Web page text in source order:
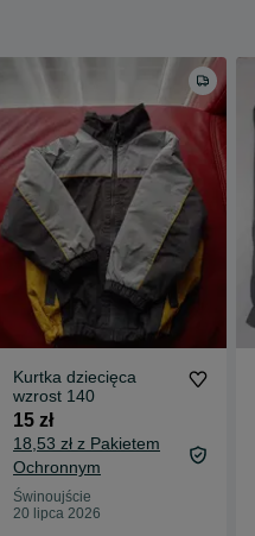
Kurtka dziecięca
wzrost 140
15 zł
18,53 zł z Pakietem
Ochronnym
Świnoujście
20 lipca 2026